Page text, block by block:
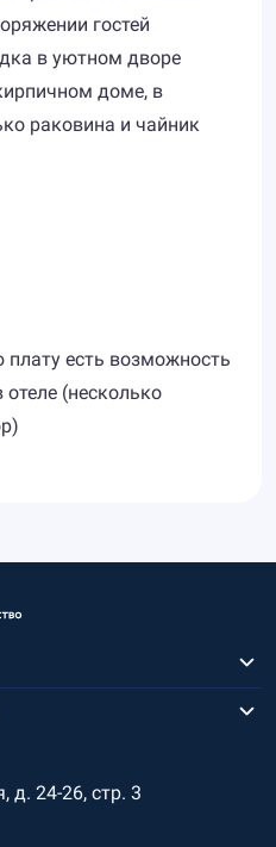
гостей
в уютном дворе
доме, в
раковина и чайник
плату есть возможность
отеле (несколько
д. 24-26, стр. 3